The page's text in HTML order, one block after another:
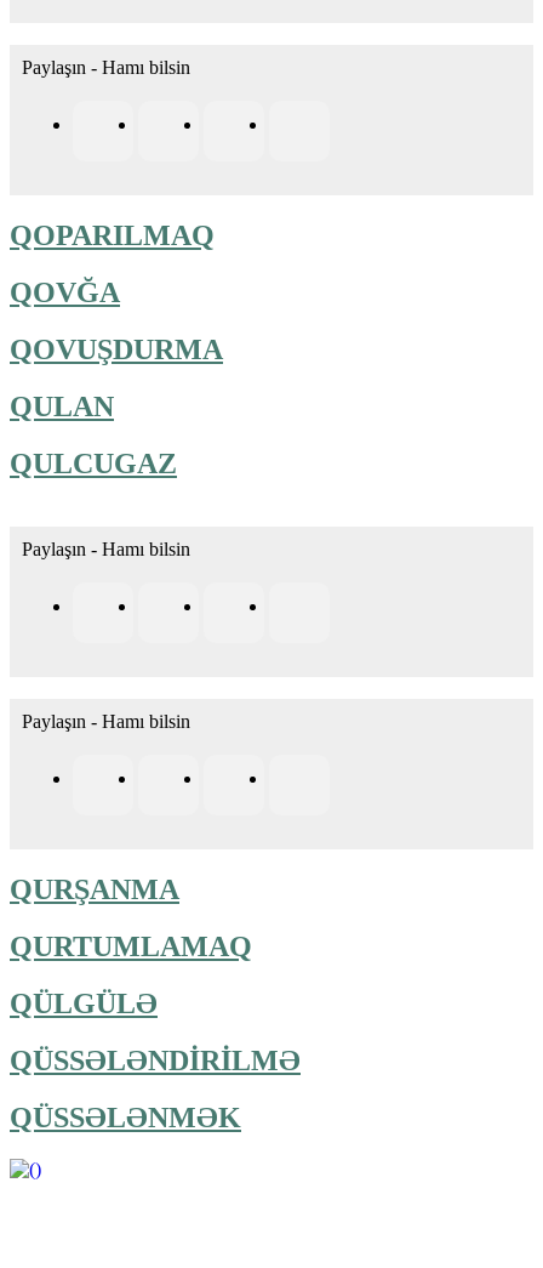
Paylaşın - Hamı bilsin
QOPARILMAQ
QOVĞA
QOVUŞDURMA
QULAN
QULCUGAZ
Paylaşın - Hamı bilsin
Paylaşın - Hamı bilsin
QURŞANMA
QURTUMLAMAQ
QÜLGÜLƏ
QÜSSƏLƏNDİRİLMƏ
QÜSSƏLƏNMƏK